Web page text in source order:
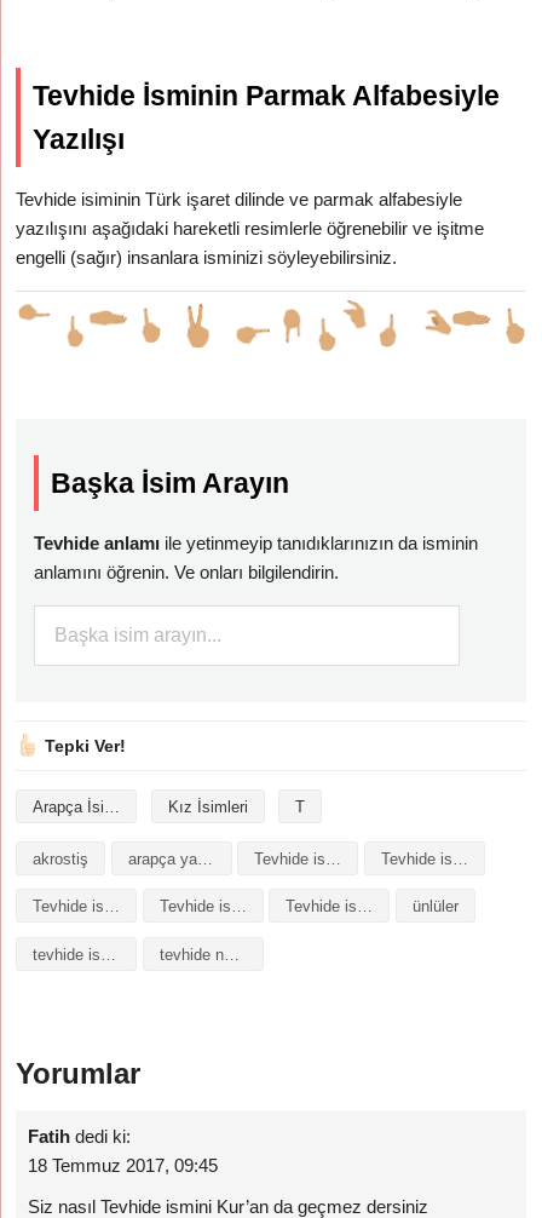
Tevhide İsminin Parmak Alfabesiyle
Yazılışı
Tevhide isiminin Türk işaret dilinde ve parmak alfabesiyle
yazılışını aşağıdaki hareketli resimlerle öğrenebilir ve işitme
engelli (sağır) insanlara isminizi söyleyebilirsiniz.
Başka İsim Arayın
Tevhide anlamı ile yetinmeyip tanıdıklarınızın da isminin
anlamını öğrenin. Ve onları bilgilendirin.
Tepki Ver!
Arapça İsimler Kız İsimleri T
akrostiş arapça yazılışı
Tevhide isminin baş harfleriyle şiir Tevhide isminin kökeni Tevhide isminin numerolojisi ünlüler
tevhide ne demek
Yorumlar
Fatih dedi ki:
18 Temmuz 2017, 09:45
Siz nasıl Tevhide ismini Kur’an da geçmez dersiniz